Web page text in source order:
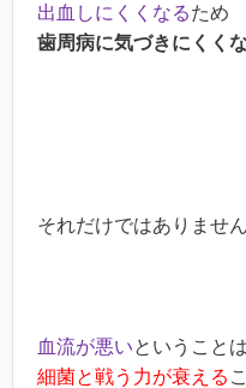
出血しにくくなるため
歯周病に気づきにくく
それだけではありません
血流が悪いということは
細菌と戦う力が衰える